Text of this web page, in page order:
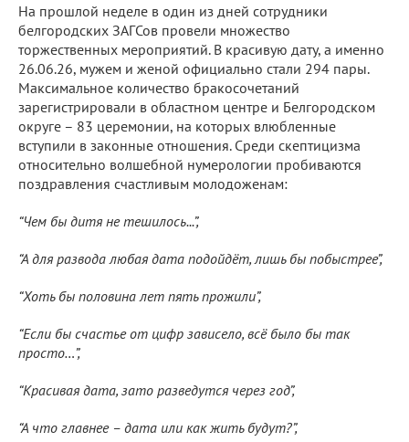
На прошлой неделе в один из дней сотрудники
белгородских ЗАГСов провели множество
торжественных мероприятий. В красивую дату, а именно
26.06.26, мужем и женой официально стали 294 пары.
Максимальное количество бракосочетаний
зарегистрировали в областном центре и Белгородском
округе – 83 церемонии, на которых влюбленные
вступили в законные отношения. Среди скептицизма
относительно волшебной нумерологии пробиваются
поздравления счастливым молодоженам:
“Чем бы дитя не тешилось...”,
“А для развода любая дата подойдёт, лишь бы побыстрее”,
“Хоть бы половина лет пять прожили”,
“Если бы счастье от цифр зависело, всё было бы так
просто…”,
“Красивая дата, зато разведутся через год”,
“А что главнее – дата или как жить будут?”,